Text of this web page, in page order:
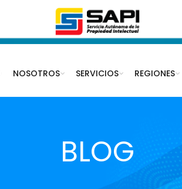
NOSOTROS SERVICIOS REGIONES
BLOG